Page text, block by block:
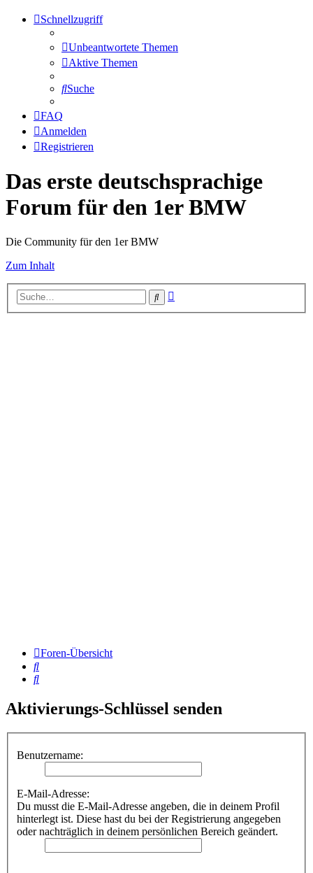
Schnellzugriff
Unbeantwortete Themen
Aktive Themen
Suche
FAQ
Anmelden
Registrieren
Das erste deutschsprachige
Forum für den 1er BMW
Die Community für den 1er BMW
Zum Inhalt
Suche
Foren-Übersicht
Suche
Suche
Aktivierungs-Schlüssel senden
Benutzername:
E-Mail-Adresse:
Du musst die E-Mail-Adresse angeben, die in deinem Profil
hinterlegt ist. Diese hast du bei der Registrierung angegeben
oder nachträglich in deinem persönlichen Bereich geändert.